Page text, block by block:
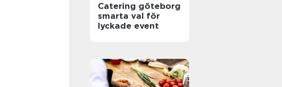
Catering göteborg
smarta val för
lyckade event